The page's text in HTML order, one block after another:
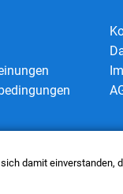
damit einverstanden,